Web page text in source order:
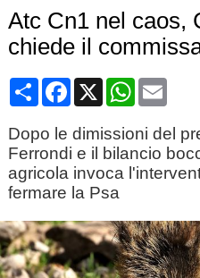
Atc Cn1 nel caos,
chiede il
CondividiFacebook
X WhatsApp
Email
Dopo le dimissioni del
Ferrondi e il bilancio
agricola invoca
fermare la Psa